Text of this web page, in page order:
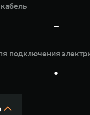
—
подключения
●